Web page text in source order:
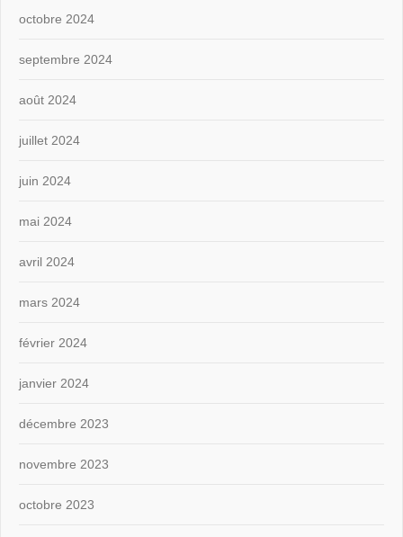
octobre 2024
septembre 2024
août 2024
juillet 2024
juin 2024
mai 2024
avril 2024
mars 2024
février 2024
janvier 2024
décembre 2023
novembre 2023
octobre 2023